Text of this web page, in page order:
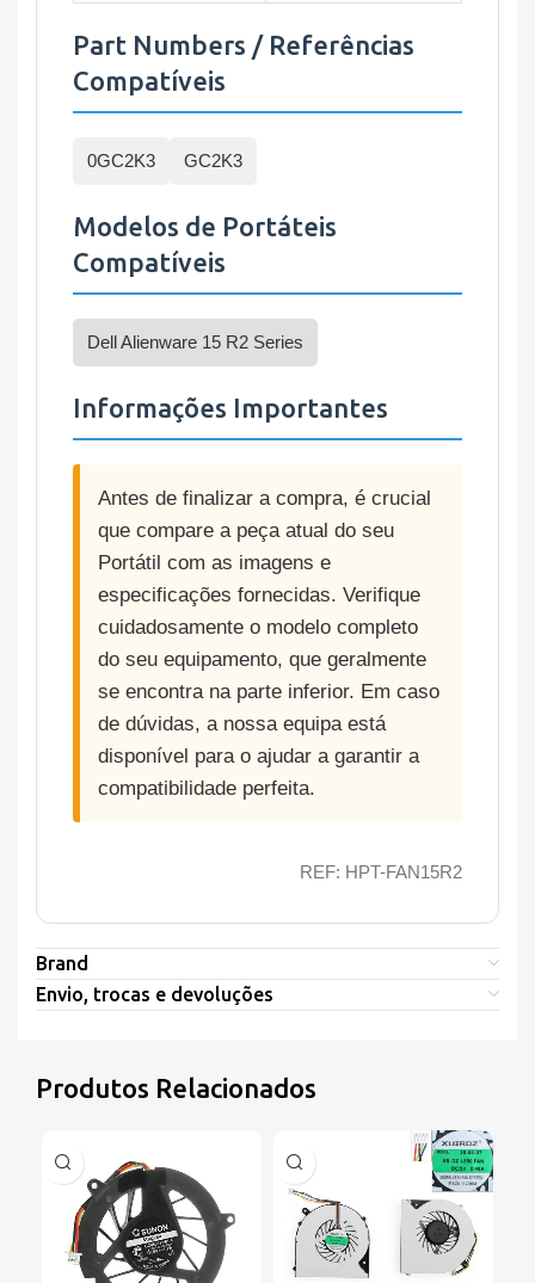
Part Numbers / Referências
Compatíveis
0GC2K3 GC2K3
Modelos de Portáteis
Compatíveis
Dell Alienware 15 R2 Series
Informações Importantes
Antes de finalizar a compra, é crucial
que compare a peça atual do seu
Portátil com as imagens e
especificações fornecidas. Verifique
cuidadosamente o modelo completo
do seu equipamento, que geralmente
se encontra na parte inferior. Em caso
de dúvidas, a nossa equipa está
disponível para o ajudar a garantir a
compatibilidade perfeita.
REF: HPT-FAN15R2
Brand
Envio, trocas e devoluções
Produtos Relacionados